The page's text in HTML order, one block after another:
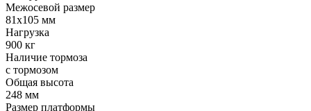
Межосевой размер
81x105 мм
Нагрузка
900 кг
Наличие тормоза
с тормозом
Общая высота
248 мм
Размер платформы